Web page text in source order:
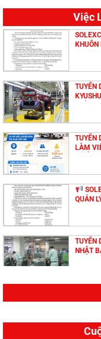
Việc
TUYỂN
TUYỂN
LÀM
QUẢN
TUYỂN
NHẬT
BẢN